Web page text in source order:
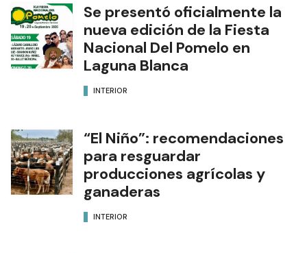
Se presentó oficialmente la
nueva edición de la Fiesta
Nacional Del Pomelo en
Laguna Blanca
INTERIOR
“El Niño”: recomendaciones
para resguardar
producciones agrícolas y
ganaderas
INTERIOR